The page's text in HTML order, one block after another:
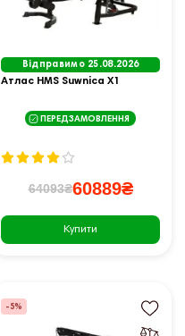
Відправимо 25.08.2026
Атлас HMS Suwnica X1
ПЕРЕДЗАМОВЛЕННЯ
64093₴60889₴
Купити
-5%